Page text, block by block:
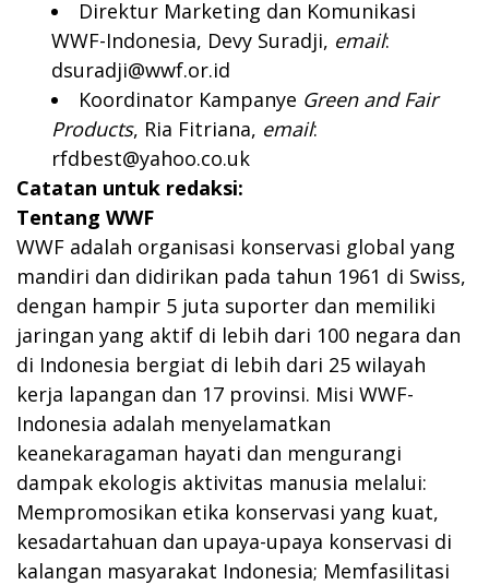
Direktur Marketing dan Komunikasi
WWF-Indonesia, Devy Suradji, email:
dsuradji@wwf.or.id
Koordinator Kampanye Green and Fair
Products, Ria Fitriana, email:
rfdbest@yahoo.co.uk
Catatan untuk redaksi:
Tentang WWF
WWF adalah organisasi konservasi global yang
mandiri dan didirikan pada tahun 1961 di Swiss,
dengan hampir 5 juta suporter dan memiliki
jaringan yang aktif di lebih dari 100 negara dan
di Indonesia bergiat di lebih dari 25 wilayah
kerja lapangan dan 17 provinsi. Misi WWF-
Indonesia adalah menyelamatkan
keanekaragaman hayati dan mengurangi
dampak ekologis aktivitas manusia melalui:
Mempromosikan etika konservasi yang kuat,
kesadartahuan dan upaya-upaya konservasi di
kalangan masyarakat Indonesia; Memfasilitasi